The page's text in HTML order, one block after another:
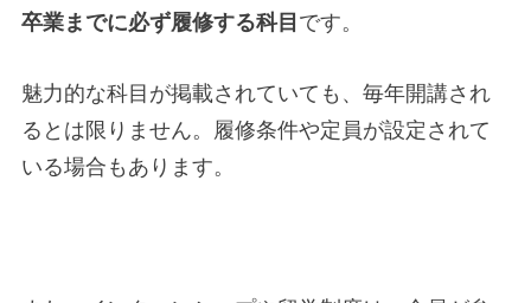
卒業までに必ず履修する科目 です。
魅力的な科目が掲載されていても、毎年開講され
るとは限りません。履修条件や定員が設定されて
いる場合もあります。